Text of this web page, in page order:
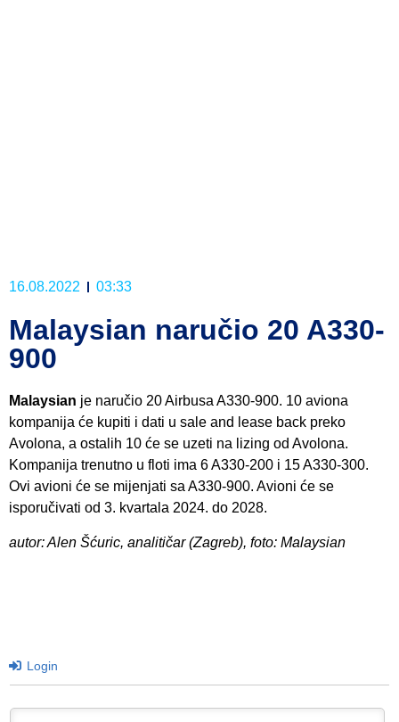
16.08.2022 03:33
Malaysian naručio 20 A330-
900
Malaysian je naručio 20 Airbusa A330-900. 10 aviona
kompanija će kupiti i dati u sale and lease back preko
Avolona, a ostalih 10 će se uzeti na lizing od Avolona.
Kompanija trenutno u floti ima 6 A330-200 i 15 A330-300.
Ovi avioni će se mijenjati sa A330-900. Avioni će se
isporučivati od 3. kvartala 2024. do 2028.
autor: Alen Šćuric, analitičar (Zagreb), foto: Malaysian
Login